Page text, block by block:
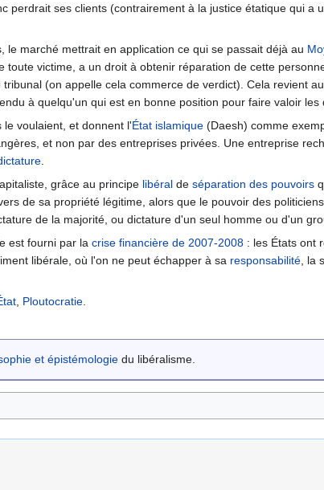
perdrait ses clients (contrairement à la justice étatique qui a
marché mettrait en application ce qui se passait déjà au
victime, a un droit à obtenir réparation de cette
(on appelle cela commerce de verdict). Cela revient
à quelqu'un qui est en bonne position pour faire valoir les
voulaient, et donnent l'État islamique (Daesh) comme
et non par des entreprises privées. Une entreprise
grâce au principe libéral de séparation des pouvoirs
de sa propriété légitime, alors que le pouvoir des
de la majorité, ou dictature d'un seul homme ou d'un
est fourni par la crise financière de 2007-2008 : les États ont
libérale, où l'on ne peut échapper à sa responsabilité , la
Ploutocratie
et épistémologie du libéralisme.